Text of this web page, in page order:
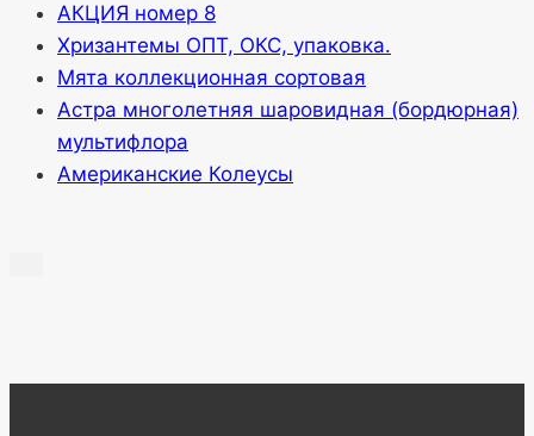
АКЦИЯ номер 8
Хризантемы ОПТ, ОКС, упаковка.
Мята коллекционная сортовая
Астра многолетняя шаровидная (бордюрная)
мультифлора
Американские Колеусы